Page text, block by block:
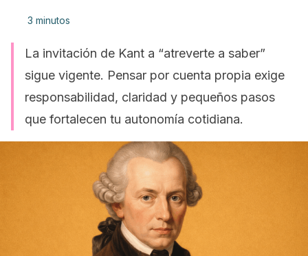
3 minutos
La invitación de Kant a “atreverte a saber”
sigue vigente. Pensar por cuenta propia exige
responsabilidad, claridad y pequeños pasos
que fortalecen tu autonomía cotidiana.